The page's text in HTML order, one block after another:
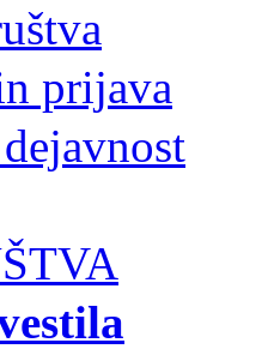
prijava